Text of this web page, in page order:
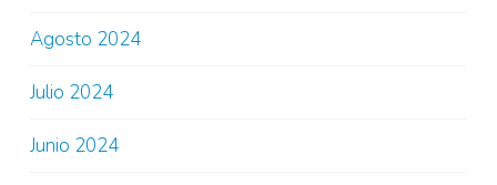
Agosto 2024
Julio 2024
Junio 2024